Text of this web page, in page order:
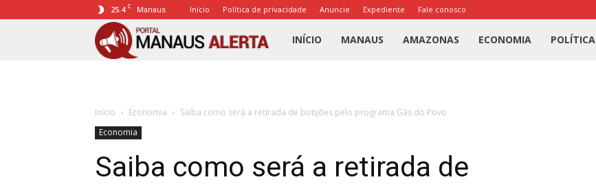
25.4 C Manaus Início Política de privacidade Anuncie Expediente Fale conosco
Portal
INÍCIO MANAUS AMAZONAS ECONOMIA POLÍTICA
Início Economia
Saiba como será a retirada de botijões pelo programa Gás do Povo
Economia
Saiba como será a retirada de